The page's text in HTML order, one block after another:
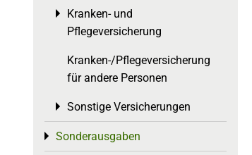
Kranken- und
Pflegeversicherung
Toggle menu
Kranken-/Pflegeversicherung
für andere Personen
Sonstige Versicherungen
Toggle menu
Sonderausgaben
Toggle menu